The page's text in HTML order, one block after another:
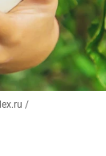
/